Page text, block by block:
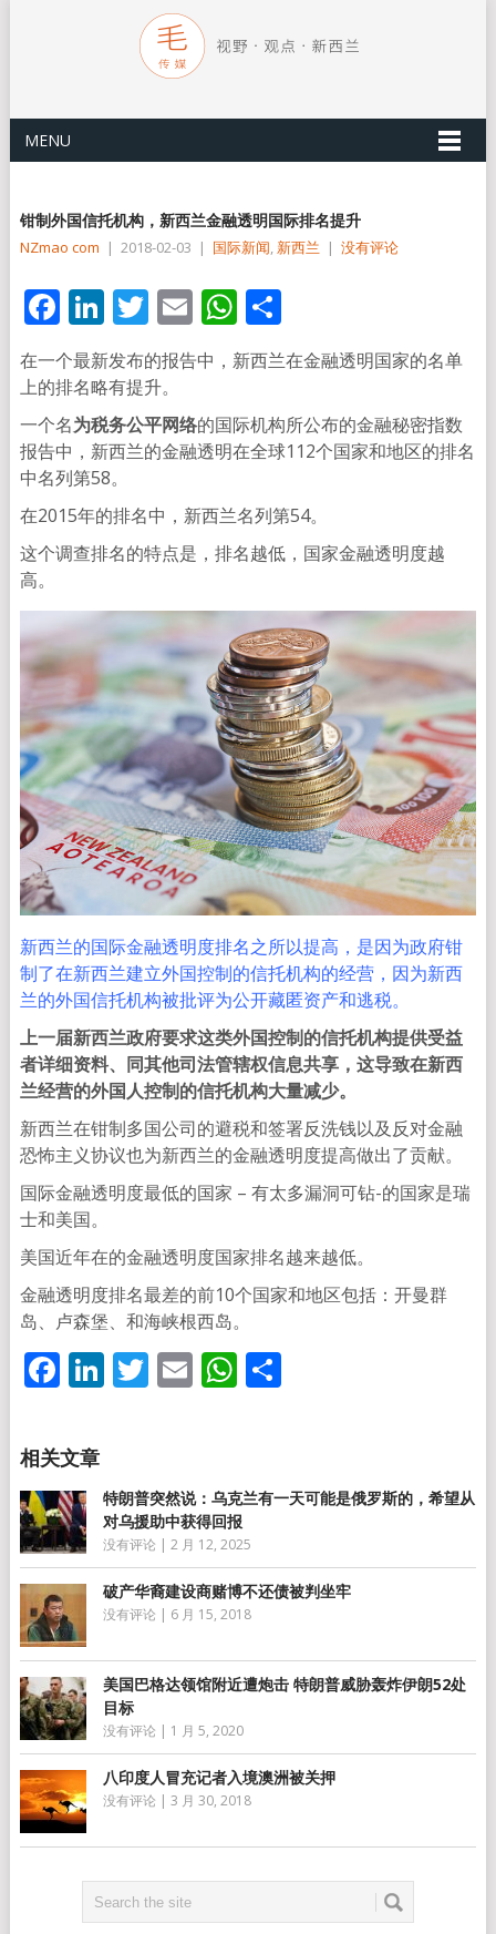
MENU
钳制外国信托机构，新西兰金融透明国际排名提升
NZmao com | 2018-02-03 | 国际新闻, 新西兰 | 没有评论
Facebook
LinkedIn
Twitter
EmailWhatsApp
分
享
在一个最新发布的报告中，新西兰在金融透明国家的名单
上的排名略有提升。
一个名为税务公平网络的国际机构所公布的金融秘密指数
报告中，新西兰的金融透明在全球112个国家和地区的排名
中名列第58。
在2015年的排名中，新西兰名列第54。
这个调查排名的特点是，排名越低，国家金融透明度越
高。
新西兰的国际金融透明度排名之所以提高，是因为政府钳
制了在新西兰建立外国控制的信托机构的经营，因为新西
兰的外国信托机构被批评为公开藏匿资产和逃税。
上一届新西兰政府要求这类外国控制的信托机构提供受益
者详细资料、同其他司法管辖权信息共享，这导致在新西
兰经营的外国人控制的信托机构大量减少。
新西兰在钳制多国公司的避税和签署反洗钱以及反对金融
恐怖主义协议也为新西兰的金融透明度提高做出了贡献。
国际金融透明度最低的国家 – 有太多漏洞可钻-的国家是瑞
士和美国。
美国近年在的金融透明度国家排名越来越低。
金融透明度排名最差的前10个国家和地区包括：开曼群
岛、卢森堡、和海峡根西岛。
Facebook
LinkedIn
Twitter
EmailWhatsApp
分
特朗普突然说：乌克兰有一天可能是俄罗斯的，希望从
对乌援助中获得回报
没有评论 | 2 月 12, 2025
破产华裔建设商赌博不还债被判坐牢
没有评论 | 6 月 15, 2018
美国巴格达领馆附近遭炮击 特朗普威胁轰炸伊朗52处
目标
没有评论 | 1 月 5, 2020
八印度人冒充记者入境澳洲被关押
没有评论 | 3 月 30, 2018